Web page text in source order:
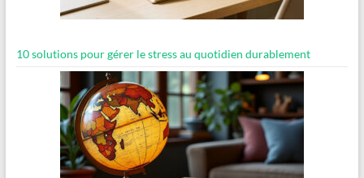
10 solutions pour gérer le stress au quotidien durablement